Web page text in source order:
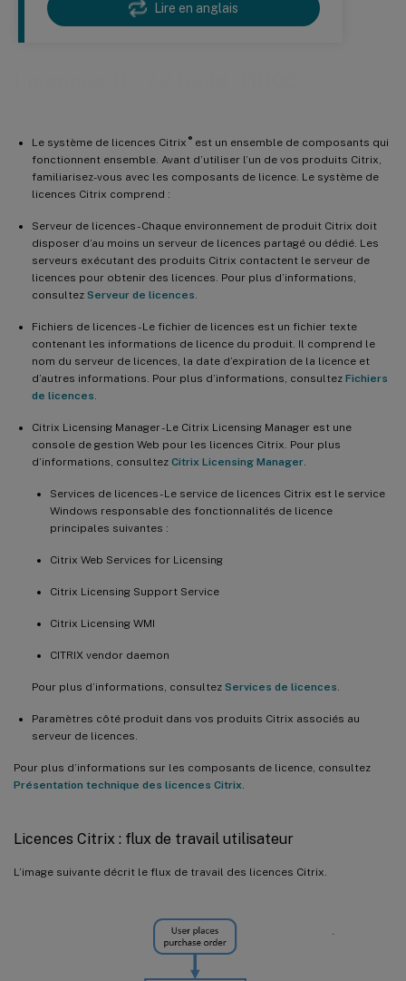
Lire en anglais
Le système de licences Citrix ®est un ensemble de composants qui
fonctionnent ensemble. Avant d’utiliser l’un de vos produits Citrix,
familiarisez-vous avec les composants de licence. Le système de
licences Citrix comprend :
Serveur de licences - Chaque environnement de produit Citrix doit
disposer d’au moins un serveur de licences partagé ou dédié. Les
serveurs exécutant des produits Citrix contactent le serveur de
licences pour obtenir des licences. Pour plus d’informations,
consultez Serveur de licences
Fichiers de licences - Le fichier de licences est un fichier texte
contenant les informations de licence du produit. Il comprend le
nom du serveur de licences, la date d’expiration de la licence et
d’autres informations. Pour plus d’informations, consultez Fichiers
de licences
Citrix Licensing Manager - Le Citrix Licensing Manager est une
console de gestion Web pour les licences Citrix. Pour plus
d’informations, consultez Citrix Licensing Manager
Services de licences - Le service de licences Citrix est le service
Windows responsable des fonctionnalités de licence
principales suivantes :
Citrix Web Services for Licensing
Citrix Licensing Support Service
Citrix Licensing WMI
CITRIX vendor daemon
Pour plus d’informations, consultez Services de licences
Paramètres côté produit dans vos produits Citrix associés au
serveur de licences.
Pour plus d’informations sur les composants de licence, consultez
Présentation technique des licences Citrix
Licences Citrix : flux de travail utilisateur
L’image suivante décrit le flux de travail des licences Citrix.